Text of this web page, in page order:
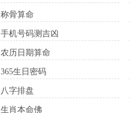
称骨算命
手机号码测吉凶
农历日期算命
365生日密码
八字排盘
生肖本命佛